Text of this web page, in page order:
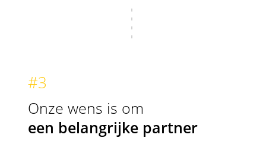
#3
Onze wens is om
een belangrijke partner